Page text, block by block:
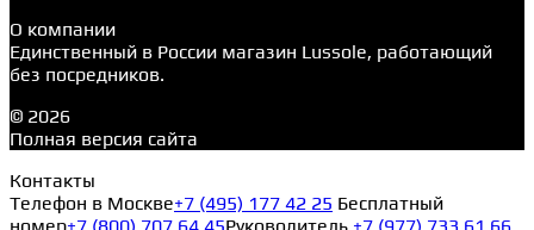
О компании
Единственный в России магазин Lussole, работающий
без посредников.
© 2026
Полная версия сайта
Контакты
Телефон в Москве+7 (495) 177 42 25 Бесплатный
номер+7 (800) 707 64 45Руководитель +7 (977) 733 61 66